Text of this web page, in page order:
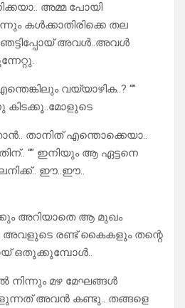
അമ്മ പോയി
കൾക്കാതിരിക്കെ തല
അവൾ..അവൾ
വയ്യാഴിക..? “”
കിടക്കൂ..മോളുടെ
താനിത് എന്തൊക്കെയാ..
“” ഇനിയും ആ ഏട്ടനെ
ഈ..ഈ..
അറിയാതെ ആ മുഖം
രണ്ട് കൈകളും തന്റെ
ഒതുക്കുമ്പോൾ..
മഴ മേഘങ്ങൾ
അവൻ കണ്ടു.. തങ്ങളെ